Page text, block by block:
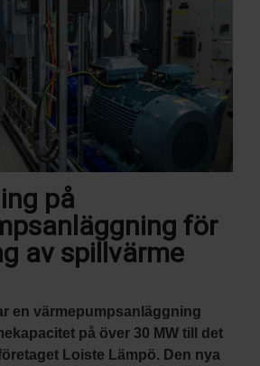
på
för
av spillvärme
en värmepumpsanläggning
på över 30 MW till det
Loiste Lämpö. Den nya